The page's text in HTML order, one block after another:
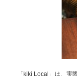
「kiki Local」は、実